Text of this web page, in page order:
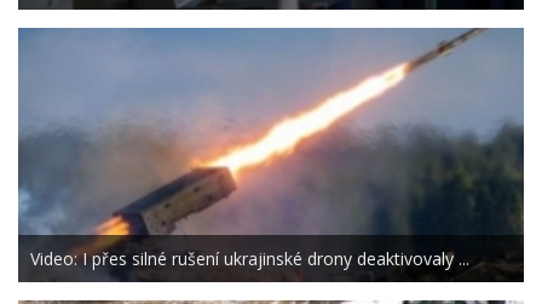
Video: I přes silné rušení ukrajinské drony deaktivovaly ...